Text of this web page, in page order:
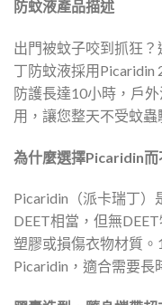
防蚊液產品描述
出門被蚊子咬到抓狂
丁防蚊液採用Picaridin
防護長達10小時，戶
用，讓您整天不受蚊蟲
為什麼選擇Picaridin而
Picaridin（派卡瑞丁）
DEET相當，但無
塑膠或損傷衣物材質
Picaridin，適合需要長